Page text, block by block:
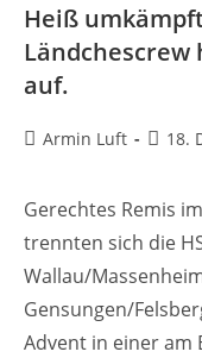
Heiß
Ländchescrew
auf.
Beitrags-
Armin Luft
Beitrag
18.
Gerechtes Remis
trennten sich die
Wallau/
Gensungen/
Advent in einer am